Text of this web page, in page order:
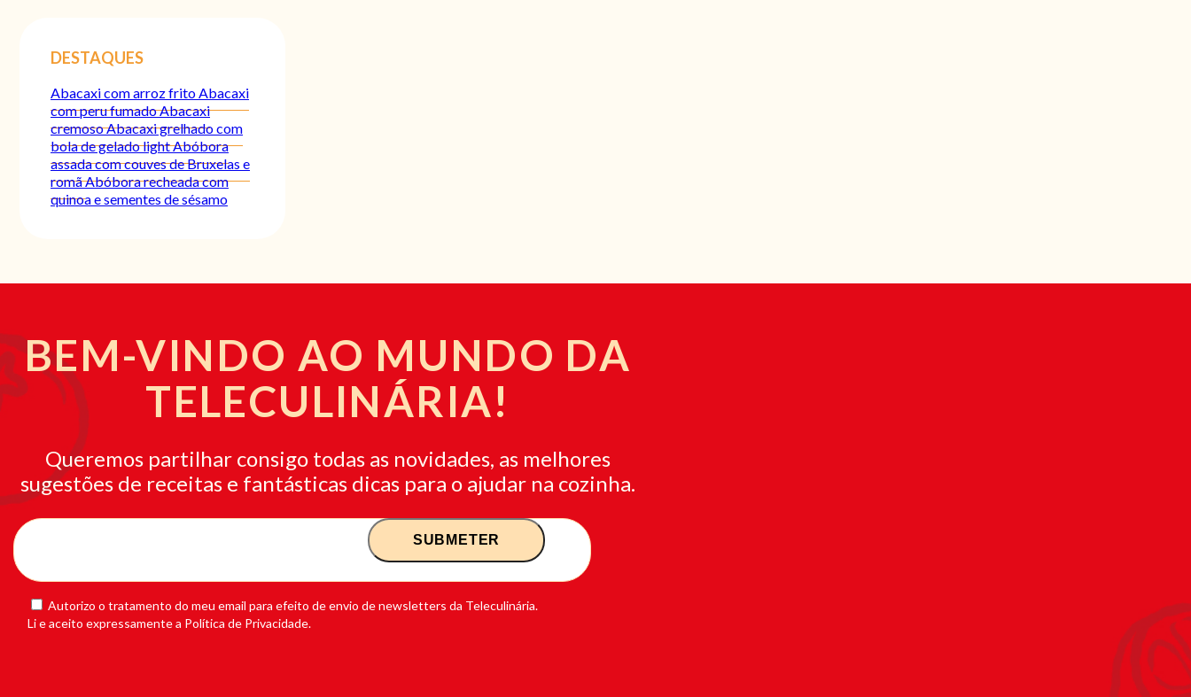
DESTAQUES
Abacaxi com arroz fritoAbacaxi
com peru fumadoAbacaxi
cremosoAbacaxi grelhado com
bola de gelado lightAbóbora
assada com couves de Bruxelas e
romãAbóbora recheada com
quinoa e sementes de sésamo
BEM-VINDO AO MUNDO DA
TELECULINÁRIA!
Queremos partilhar consigo todas as novidades, as melhores
sugestões de receitas e fantásticas dicas para o ajudar na cozinha.
Autorizo o tratamento do meu email para efeito de envio de newsletters da Teleculinária.
Li e aceito expressamente a Política de Privacidade.